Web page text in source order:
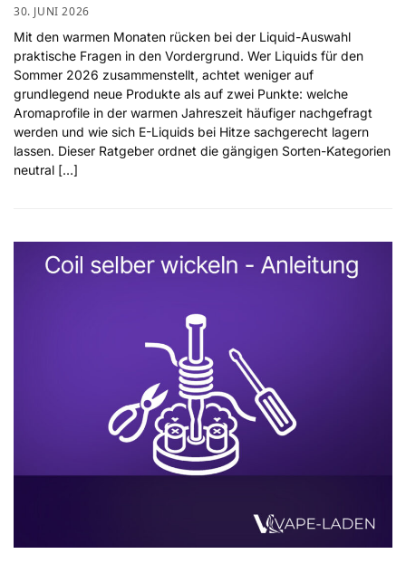
30. JUNI 2026
Mit den warmen Monaten rücken bei der Liquid-Auswahl
praktische Fragen in den Vordergrund. Wer Liquids für den
Sommer 2026 zusammenstellt, achtet weniger auf
grundlegend neue Produkte als auf zwei Punkte: welche
Aromaprofile in der warmen Jahreszeit häufiger nachgefragt
werden und wie sich E-Liquids bei Hitze sachgerecht lagern
lassen. Dieser Ratgeber ordnet die gängigen Sorten-Kategorien
neutral […]